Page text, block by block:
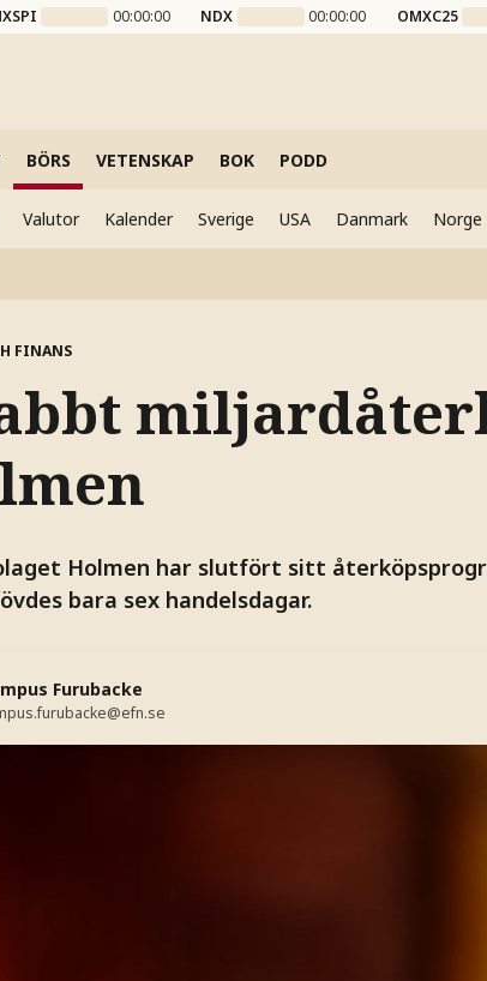
00:00:00 NDX 00:00:00 OMXC25
BÖRS VETENSKAP BOK PODD
Valutor Kalender Sverige USA Danmark Norge
FINANS
Holmen har slutfört sitt
bara sex handelsdagar.
Furubacke